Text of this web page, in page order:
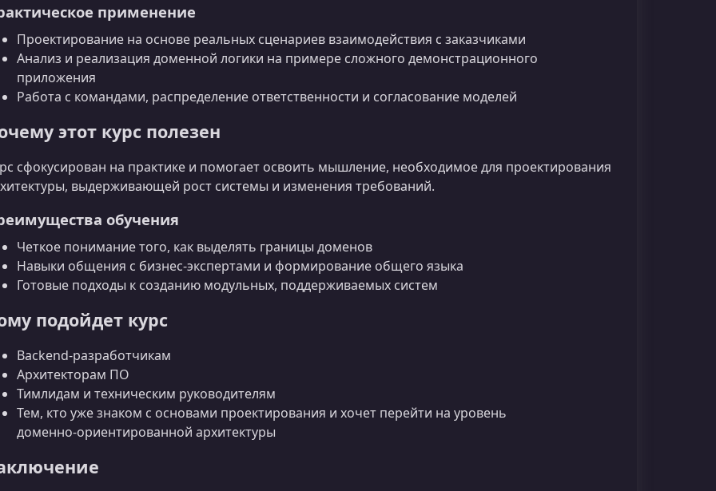
применение
Проектирование на основе реальных сценариев взаимодействия с заказчиками
Анализ и реализация доменной логики на примере сложного демонстрационного
приложения
Работа с командами, распределение ответственности и согласование моделей
этот курс полезен
сфокусирован на практике и помогает освоить мышление, необходимое для проектирования
выдерживающей рост системы и изменения требований.
обучения
Четкое понимание того, как выделять границы доменов
Навыки общения с бизнес‑экспертами и формирование общего языка
Готовые подходы к созданию модульных, поддерживаемых систем
подойдет курс
Backend‑разработчикам
Архитекторам ПО
Тимлидам и техническим руководителям
Тем, кто уже знаком с основами проектирования и хочет перейти на уровень
доменно‑ориентированной архитектуры